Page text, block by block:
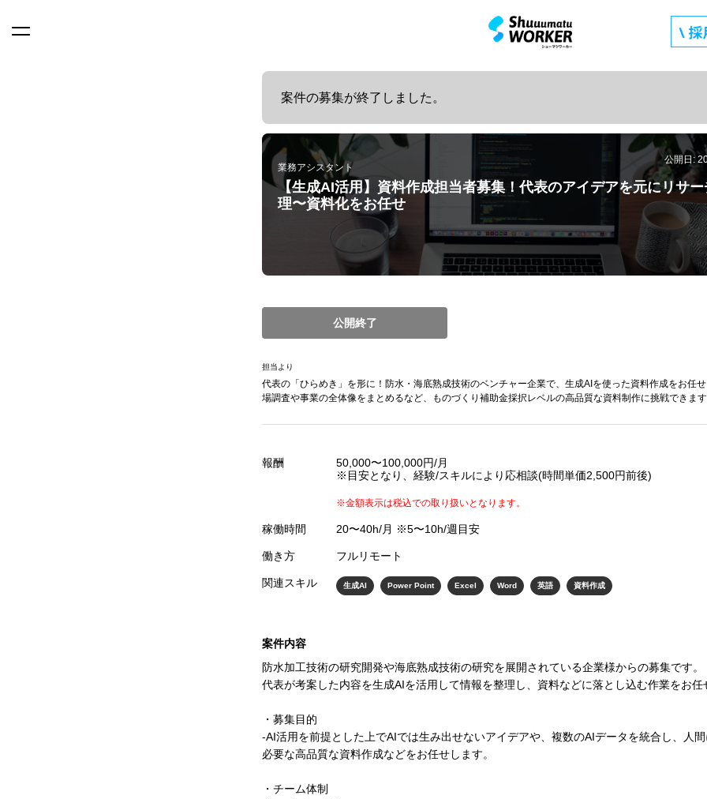
案件の募集が終了しました。
業務アシスタント
【生成AI活用】資料作成担当者募集！代表のアイデアを元にリサ
理〜資料化をお任せ
公開日:
公開終了
担当より
代表の「ひらめき」を形に！防水・海底熟成技術のベンチャー企業で、生成AIを使った資料作成をお任
場調査や事業の全体像をまとめるなど、ものづくり補助金採択レベルの高品質な資料制作に挑戦できま
報酬
50,000〜100,000円/月
※目安となり、経験/スキルにより応相談(時間単価2,500円前後)
※金額表示は税込での取り扱いとなります。
稼働時間 20〜40h/月 ※5〜10h/週目安
働き方 フルリモート
関連スキル 生成AI Power Point Excel Word 英語 資料作成
案件内容
防水加工技術の研究開発や海底熟成技術の研究を展開されている企業様からの募集です。
代表が考案した内容を生成AIを活用して情報を整理し、資料などに落とし込む作業をお任
・募集目的
-AI活用を前提とした上でAIでは生み出せないアイデアや、複数のAIデータを統合し、人
必要な高品質な資料作成などをお任せします。
・チーム体制